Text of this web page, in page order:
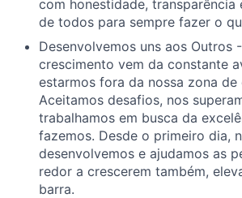
com honestidade, transparência
de todos para sempre fazer o
Desenvolvemos uns aos Outros
crescimento vem da constante
estarmos fora da nossa zona
Aceitamos desafios, nos
trabalhamos em busca da
fazemos. Desde o primeiro dia,
desenvolvemos e ajudamos as
redor a crescerem também,
barra.